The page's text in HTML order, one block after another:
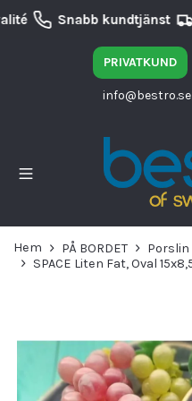
Snabb kundtjänst
PRIVATKUND
info@bestro.se
Hem PÅ BORDET Porslin
SPACE Liten Fat, Oval